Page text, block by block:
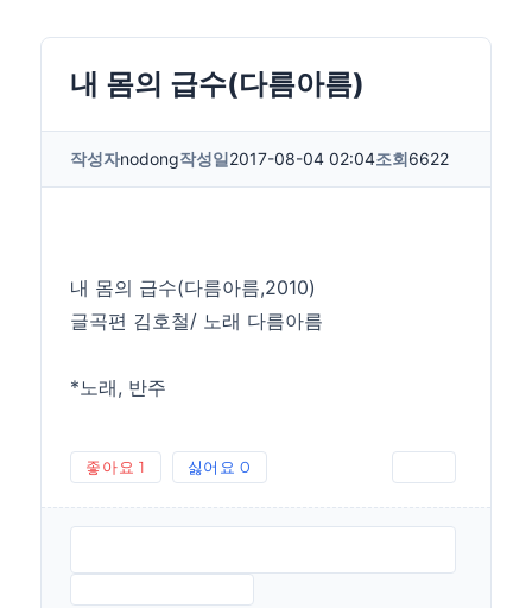
내 몸의 급수(다름아름)
작성자nodong작성일2017-08-04 02:04조회6622
내 몸의 급수(다름아름,2010)
글곡편 김호철/ 노래 다름아름
*노래, 반주
좋아요 1 싫어요 0